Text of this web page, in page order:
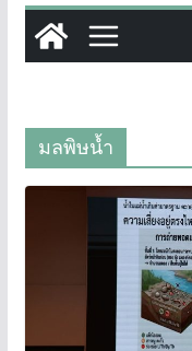
“Feel
เก็บแ
มลพิษน้ำ